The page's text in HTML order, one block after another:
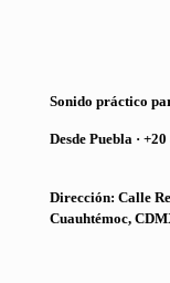
Sonido práctico
Desde Puebla ·
Dirección: Calle
Cuauhtémoc,